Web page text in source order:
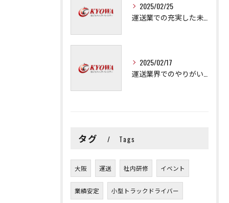
2025/02/25
2025/02/17
タグ Tags
大阪 運送 社内研修 イベント
業績安定 小型トラックドライバー